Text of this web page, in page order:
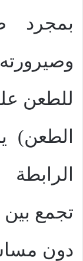
بمجرد
للطعن
الطعن)
تجمع
دون